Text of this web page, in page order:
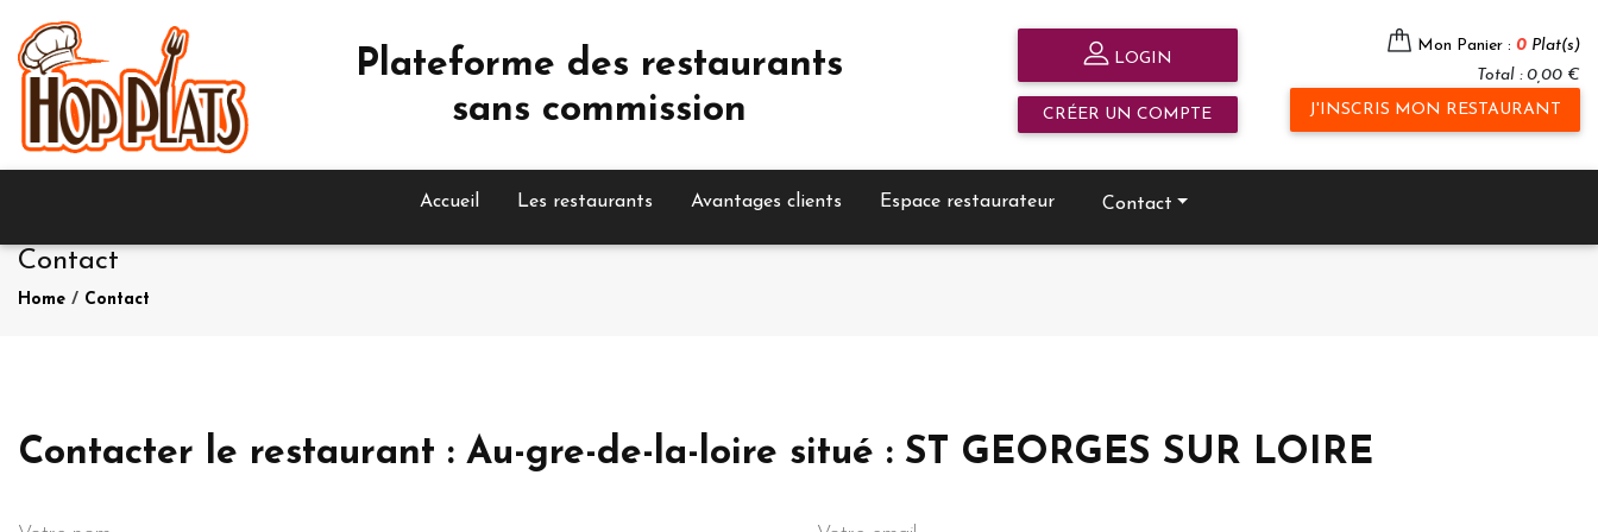
Plateforme des restaurants
sans commission
LOGIN
CRÉER UN COMPTE
Mon Panier : 0 Plat(s)
Total : 0,00 €
J'INSCRIS MON RESTAURANT
Accueil Les restaurants Avantages clients Espace restaurateur Contact
Contact
Home / Contact
Contacter le restaurant : Au-gre-de-la-loire situé : ST GEORGES SUR LOIRE